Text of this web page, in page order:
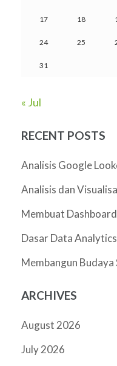
17 18
24 25
31
« Jul
RECENT POSTS
Analisis Google
Analisis dan
Membuat
Dasar Data Analytics
Membangun
ARCHIVES
August 2026
July 2026